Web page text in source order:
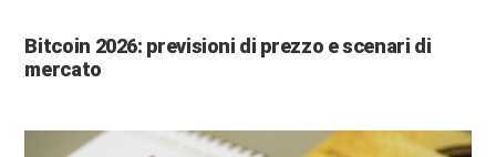
Bitcoin 2026: previsioni di prezzo e scenari di
mercato